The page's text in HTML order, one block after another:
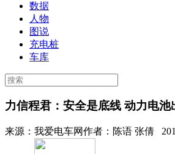
数据
人物
图说
充电桩
车库
力信程君：安全是底线 动力电池
来源： 我爱电车网作者： 陈语 张倩